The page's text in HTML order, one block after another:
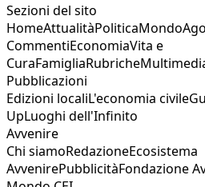
Sezioni del sito
HomeAttualitàPoliticaMondo
CommentiEconomiaVita e
CuraFamigliaRubriche
Pubblicazioni
Edizioni localiL'economia civile
UpLuoghi dell'Infinito
Avvenire
Chi siamoRedazioneEcosistema
AvvenirePubblicitàFondazione